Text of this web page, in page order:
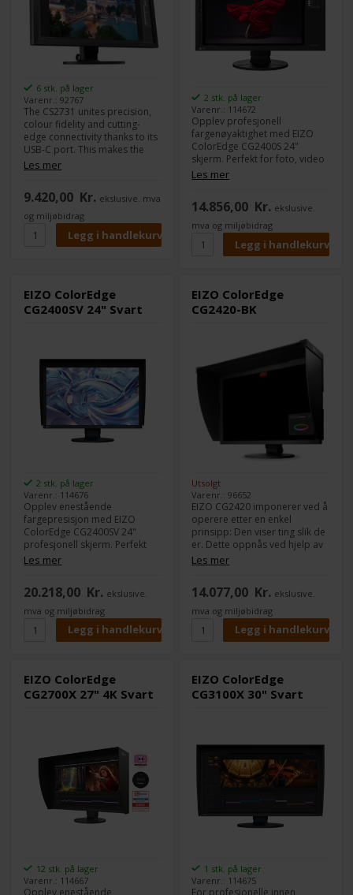
6 stk. på lager
Varenr.: 92767
The CS2731 unites precision,
colour fidelity and cutting-
edge connectivity thanks to its
USB-C port. This makes the
monitor the central interface
for the graphic workflow of
high standards.
Les mer
9.420,00 Kr. ekslusive. mva
og miljøbidrag
2 stk. på lager
Varenr.: 114672
Opplev profesjonell
fargenøyaktighet med EIZO
ColorEdge CG2400S 24"
skjerm. Perfekt for foto, video
og design med 99% Adobe
RGB, innebygd
visning. Optimaliser
arbeidsflyten din med denne
høytytende grafikkskjermen.
Les mer
14.856,00 Kr. ekslusive.
mva og miljøbidrag
EIZO ColorEdge
CG2400SV 24" Svart
2 stk. på lager
Varenr.: 114676
Opplev enestående
fargepresisjon med EIZO
ColorEdge CG2400SV 24"
profesjonell skjerm. Perfekt
for grafisk design og
videoredigering med Wide
innebygd selvkalibrering.
Optimaliser arbeidsflyten din
med denne toppmodellen,
som leverer perfekte farger
og kontraster for krevende
Les mer
20.218,00 Kr. ekslusive.
mva og miljøbidrag
EIZO ColorEdge
CG2420-BK
Utsolgt
Varenr.: 96652
EIZO CG2420 imponerer ved å
operere etter en enkel
prinsipp: Den viser ting slik de
er. Dette oppnås ved hjelp av
EIZO-mikroprosessoren, som
ble spesielt utviklet for presis
kalibrering. Den fremragende
elektronikken til CG2420
utnytter potensialet til den
bredspektrede LCD-skjermen
på best mulig måte.
Les mer
14.077,00 Kr. ekslusive.
mva og miljøbidrag
EIZO ColorEdge
CG2700X 27" 4K Svart
12 stk. på lager
Varenr.: 114667
Opplev enestående
EIZO ColorEdge
CG3100X 30" Svart
1 stk. på lager
Varenr.: 114675
For profesjonelle innen